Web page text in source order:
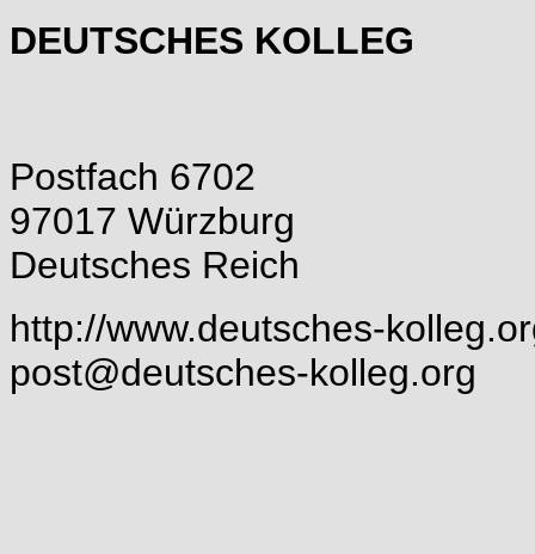
DEUTSCHES KOLLEG
Postfach 6702
97017 Würzburg
Deutsches Reich
http://www.deutsches-
post@deutsches-kolleg.org